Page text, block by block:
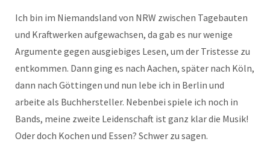
Ich bin im Niemandsland von NRW zwischen Tagebauten
und Kraftwerken aufgewachsen, da gab es nur wenige
Argumente gegen ausgiebiges Lesen, um der Tristesse zu
entkommen. Dann ging es nach Aachen, später nach Köln,
dann nach Göttingen und nun lebe ich in Berlin und
arbeite als Buchhersteller. Nebenbei spiele ich noch in
Bands, meine zweite Leidenschaft ist ganz klar die Musik!
Oder doch Kochen und Essen? Schwer zu sagen.